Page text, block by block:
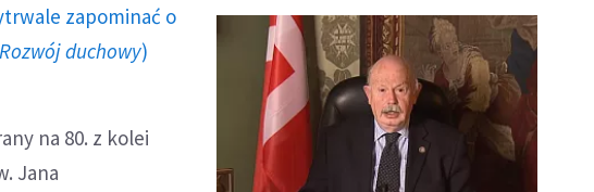
zapominać o
Rozwój duchowy)
na 80. z kolei
Jana